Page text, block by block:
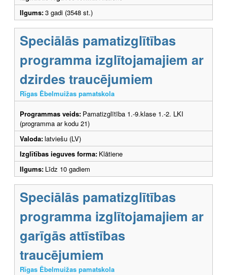
Ilgums:3 gadi (3548 st.)
Speciālās pamatizglītības
programma izglītojamajiem ar
dzirdes traucējumiem
Rīgas Ēbelmuižas pamatskola
Programmas veids: Pamatizglītība 1.-9.klase 1.-2. LKI
(programma ar kodu 21)
Valoda:latviešu (LV)
Izglītības ieguves forma: Klātiene
Ilgums: Līdz 10 gadiem
Speciālās pamatizglītības
programma izglītojamajiem ar
garīgās attīstības
traucējumiem
Rīgas Ēbelmuižas pamatskola